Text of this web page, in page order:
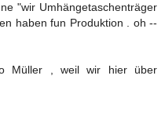
"wir Umhängetaschenträger
haben fun Produktion . oh --
Müller , weil wir hier über